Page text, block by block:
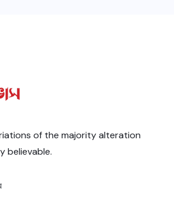
of the majority alteration
believable.